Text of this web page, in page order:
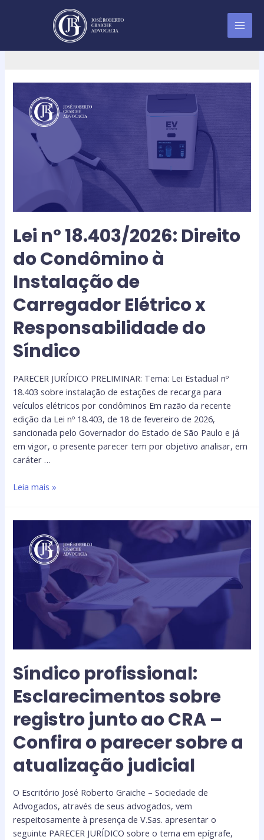
Síndico
Lei nº 18.403/2026: Direito
do Condômino à
Instalação de
Carregador Elétrico x
Responsabilidade do
Síndico
PARECER JURÍDICO PRELIMINAR: Tema: Lei Estadual nº
18.403 sobre instalação de estações de recarga para
veículos elétricos por condôminos Em razão da recente
edição da Lei nº 18.403, de 18 de fevereiro de 2026,
sancionada pelo Governador do Estado de São Paulo e já
em vigor, o presente parecer tem por objetivo analisar, em
caráter …
Leia mais »
Síndico profissional:
Esclarecimentos sobre
registro junto ao CRA –
Confira o parecer sobre a
atualização judicial
O Escritório José Roberto Graiche – Sociedade de
Advogados, através de seus advogados, vem
respeitosamente à presença de V.Sas. apresentar o
seguinte PARECER JURÍDICO sobre o tema em epígrafe,